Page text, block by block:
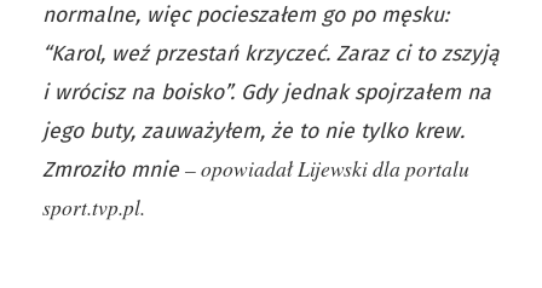
normalne, więc pocieszałem go po męsku:
“Karol, weź przestań krzyczeć. Zaraz ci to zszyją
i wrócisz na boisko”. Gdy jednak spojrzałem na
jego buty, zauważyłem, że to nie tylko krew.
Zmroziło mnie – opowiadał Lijewski dla portalu
sport.tvp.pl.